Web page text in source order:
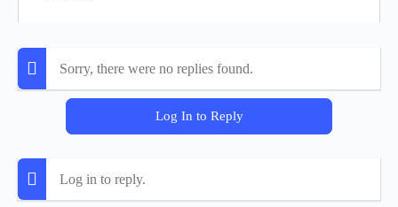
Sorry, there were no replies found.
Log In to Reply
Log in to reply.